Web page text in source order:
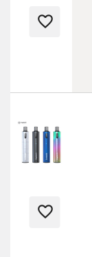
favorite_border
favorite_border